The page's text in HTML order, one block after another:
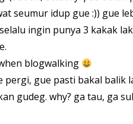
seumur idup gue :)) gue
ingin punya 3 kakak
blogwalking
pergi, gue pasti bakal balik
gudeg. why? ga tau, ga